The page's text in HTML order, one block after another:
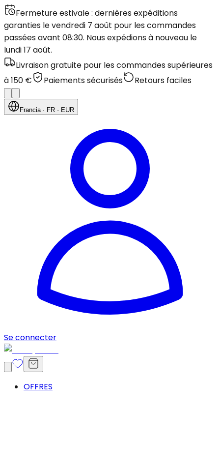
Fermeture estivale : dernières expéditions
garanties le vendredi 7 août pour les commandes
passées avant 08:30. Nous expédions à nouveau le
lundi 17 août.
Livraison gratuite pour les commandes supérieures
à 150 €
Paiements sécurisés Retours faciles
Francia· FR · EUR
Se connecter
OFFRES